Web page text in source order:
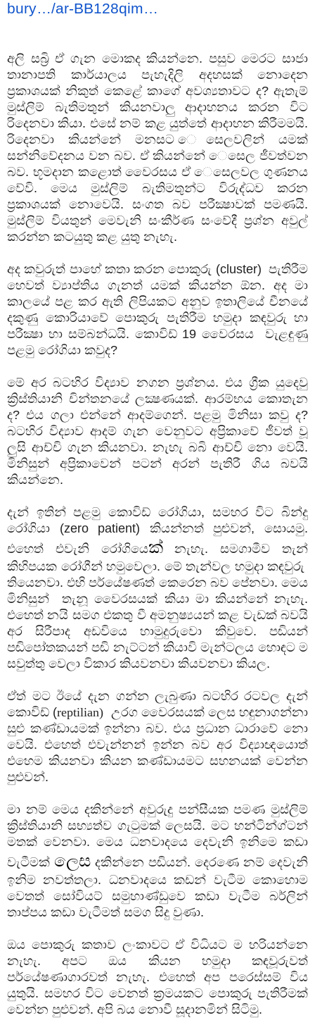
bury…/ar-BB128qim…
අලි සබ්‍රි ඒ ගැන මොකද කියන්නෙ. පසුව මෙරට සාජා
තානාපති කාර්යාලය පැහැදිලි අදහසක් නොදෙන
ප්‍රකාශයක් නිකුත් කෙළේ කාගේ අවශ්‍යතාවට ද? ඇතැම්
මුස්ලිම් බැතිමතුන් කියනවාලු ආදාහනය කරන විට
රිදෙනවා කියා. එසේ නම් කළ යුත්තේ ආදාහන කිරීමමයි.
රිදෙනවා කියන්නේ මනසට ෙසෙලවලින් යමක්
සන්නිවේදනය වන බව. ඒ කියන්නේ ෙසෙල ජීවත්වන
බව. භූමදාන කළොත් වෛරසය ඒ ෙසෙලවල ගුණනය
වේවි. මෙය මුස්ලිම් බැතිමතුන්ට විරුද්ධව කරන
ප්‍රකාශයක් නොවෙයි. සංගත බව පරීක්‍ෂාවක් පමණයි.
මුස්ලිම් වියතුන් මෙවැනි සංකීර්ණ සංවේදී ප්‍රශ්න අවුල්
කරන්න කටයුතු කළ යුතු නැහැ.
අද කවුරුත් පාහේ කතා කරන පොකුරු (cluster) පැතිරීම
හෙවත් ව්‍යාප්තිය ගැනත් යමක් කියන්න ඕන. අද මා
කාලයේ පළ කර ඇති ලිපියකට අනුව ඉතාලියේ චීනයේ
දකුණු කොරියාවේ පොකුරු පැතිරීම හමුදා කඳවුරු හා
පරීක්‍ෂා හා සම්බන්ධයි. කොවිඩ් 19 වෛරසය වැළඳුණු
පළමු රෝගියා කවුද?
මේ අර බටහිර විද්‍යාව නගන ප්‍රශ්නය. එය ග්‍රීක යුදෙවු
ක්‍රිස්තියානි චින්තනයේ ලක්‍ෂණයක්. ආරම්භය කොතැන
ද? එය ගලා එන්නේ ආදම්ගෙන්. පළමු මිනිසා කවු ද?
බටහිර විද්‍යාව ආදම් ගැන වෙනුවට අප්‍රිකාවේ ජීවත් වූ
ලුසි ආච්චි ගැන කියනවා. නැහැ බබි ආච්චි නො වෙයි.
මිනිසුන් අප්‍රිකාවෙන් පටන් අරන් පැතිරී ගිය බවයි
කියන්නෙ.
දැන් ඉතින් පළමු කොවිඩ් රෝගියා, සමහර විට බින්දු
රෝගියා (zero patient) කියන්නත් පුළුවන්, සොයමු.
එහෙත් එවැනි රෝගියෙක්නැහැ. සමගාමීව තැන්
කිහිපයක රෝගීන් හමුවෙලා. මේ තැන්වල හමුදා කඳවුරු
තියෙනවා. එහි පර්යේෂණත් කෙරෙන බව පේනවා. මෙය
මිනිසුන් තැනූ වෛරසයක් කියා මා කියන්නේ නැහැ.
එහෙත් නයි සමග එකතු වී අමනුෂ්‍යයන් කළ වැඩක් බවයි
අර සිරීපාද අඩවියෙ හාමුදුරුවො කිවුවෙ. පඬියන්
පඬිපෝතකයන් පඬි නැට්ටන් කියාවි මැන්ටලය හොඳට ම
සවුත්තු වෙලා විකාර කියවනවා කියවනවා කියල.
ඒත් මට ඊයේ දැන ගන්න ලැබුණා බටහිර රටවල දැන්
කොවිඩ් (reptilian) උරග වෛරසයක් ලෙස හඳුනාගන්නා
සුළු කණ්ඩායමක් ඉන්නා බව. එය ප්‍රධාන ධාරාවේ නො
වෙයි. එහෙත් එවැන්නන් ඉන්න බව අර විද්‍යාඥයොත්
එහෙම කියනවා කියන කණ්ඩායමට සහනයක් වෙන්න
පුළුවන්.
මා නම් මෙය දකින්නේ අවුරුදු පන්සීයක පමණ මුස්ලිම්
ක්‍රිස්තියානි සභ්‍යත්ව ගැටුමක් ලෙසයි. මට හන්ටින්ග්ටන්
මතක් වෙනවා. මෙය ධනවාදයෙ දෙවැනි ඉනිමෙ කඩා
වැටීමක් ලෙස දකින්නෙ පඬියන්. දෙරණෙ නම් දෙවැනි
ඉනිම නවත්තලා. ධනවාදයෙ කඩන් වැටීම කොහොම
වෙතත් සෝවියට් සමුහාණ්ඩුවෙ කඩා වැටීම බර්ලින්
තාප්පය කඩා වැටීමත් සමග සිදු වුණා.
ඔය පොකුරු කතාව ලංකාවට ඒ විධියට ම හරියන්නෙ
නැහැ. අපට ඔය කියන හමුදා කඳවූරුවත්
පර්යේෂණාගාරවත් නැහැ. එහෙත් අප පරෙස්සම් විය
යුතුයි. සමහර විට වෙනත් ක්‍රමයකට පොකුරු පැතිරීමක්
වෙන්න පුළුවන්. අපි බය නොවී සූදානමින් සිටිමු.